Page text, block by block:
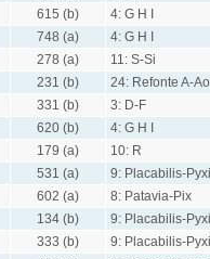
615 (b)
4: G H I
748 (a)
4: G H I
278 (a)
11: S-Si
231 (b)
24: Refonte A-
331 (b)
3: D-F
620 (b)
4: G H I
179 (a)
10: R
531 (a)
9: Placabilis-
602 (a)
8: Patavia-Pix
134 (b)
9: Placabilis-
333 (b)
9: Placabilis-